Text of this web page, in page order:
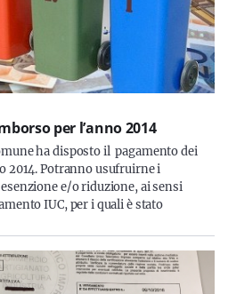
per l’anno 2014
ha disposto il pagamento dei
Potranno usufruirne i
e/o riduzione, ai sensi
IUC, per i quali è stato